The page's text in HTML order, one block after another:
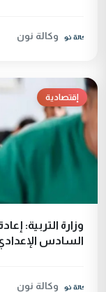
وكالة نون
إقتصادية
وزارة التربية:
السادس
وكالة نون